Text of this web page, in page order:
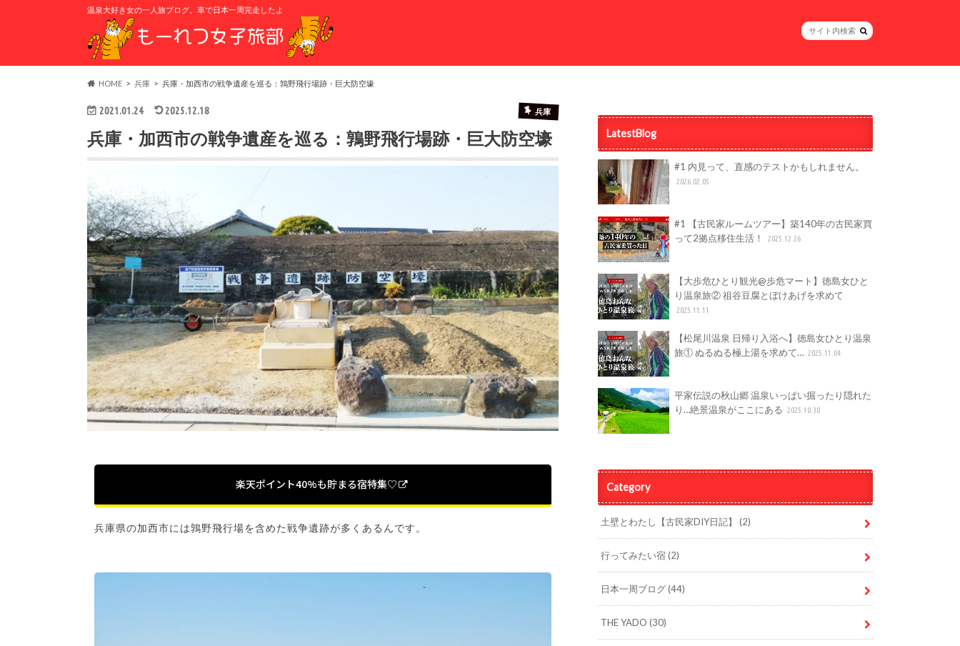
温泉大好き女の一人旅ブログ。車で日本一周完走したよ
HOME 兵庫 兵庫・加西市の戦争遺産を巡る：鶉野飛行場跡・巨大防空壕
2021.01.24 2025.12.18 兵庫
兵庫・加西市の戦争遺産を巡る：鶉野飛行場跡・巨大防空壕
楽天ポイント40%も貯まる宿特集♡
兵庫県の加西市には鶉野飛行場を含めた戦争遺跡が多くあるんです。
LatestBlog
#1 内見って、直感のテストかもしれません。
2026.02.05
#1 【古民家ルームツアー】築140年の古民家買
って2拠点移住生活！
2025.12.26
【大歩危ひとり観光@歩危マート】徳島女ひと
り温泉旅② 祖谷豆腐とぼけあげを求めて
2025.11.11
【松尾川温泉 日帰り入浴へ】徳島女ひとり温泉
旅① ぬるぬる極上湯を求めて… 2025.11.04
平家伝説の秋山郷 温泉いっぱい掘ったり隠れた
り…絶景温泉がここにある 2025.10.30
Category
土壁とわたし【古民家DIY日記】 (2)
行ってみたい宿(2)
日本一周ブログ(44)
THE YADO (30)